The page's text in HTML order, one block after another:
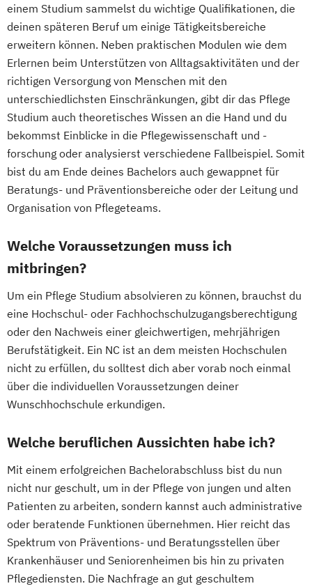
einem Studium sammelst du wichtige Qualifikationen, die
deinen späteren Beruf um einige Tätigkeitsbereiche
erweitern können. Neben praktischen Modulen wie dem
Erlernen beim Unterstützen von Alltagsaktivitäten und der
richtigen Versorgung von Menschen mit den
unterschiedlichsten Einschränkungen, gibt dir das Pflege
Studium auch theoretisches Wissen an die Hand und du
bekommst Einblicke in die Pflegewissenschaft und -
forschung oder analysierst verschiedene Fallbeispiel. Somit
bist du am Ende deines Bachelors auch gewappnet für
Beratungs- und Präventionsbereiche oder der Leitung und
Organisation von Pflegeteams.
Welche Voraussetzungen muss ich
mitbringen?
Um ein Pflege Studium absolvieren zu können, brauchst du
eine Hochschul- oder Fachhochschulzugangsberechtigung
oder den Nachweis einer gleichwertigen, mehrjährigen
Berufstätigkeit. Ein NC ist an dem meisten Hochschulen
nicht zu erfüllen, du solltest dich aber vorab noch einmal
über die individuellen Voraussetzungen deiner
Wunschhochschule erkundigen.
Welche beruflichen Aussichten habe ich?
Mit einem erfolgreichen Bachelorabschluss bist du nun
nicht nur geschult, um in der Pflege von jungen und alten
Patienten zu arbeiten, sondern kannst auch administrative
oder beratende Funktionen übernehmen. Hier reicht das
Spektrum von Präventions- und Beratungsstellen über
Krankenhäuser und Seniorenheimen bis hin zu privaten
Pflegediensten. Die Nachfrage an gut geschultem